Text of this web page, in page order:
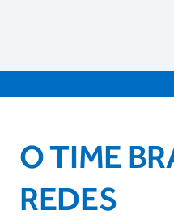
O TIME
REDES